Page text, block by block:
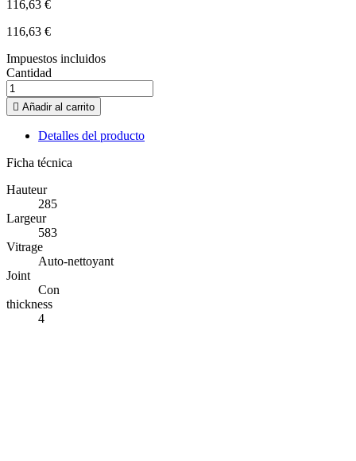
116,63 €
116,63 €
Impuestos incluidos
Cantidad
 Añadir al carrito
Detalles del producto
Ficha técnica
Hauteur
285
Largeur
583
Vitrage
Auto-nettoyant
Joint
Con
thickness
4